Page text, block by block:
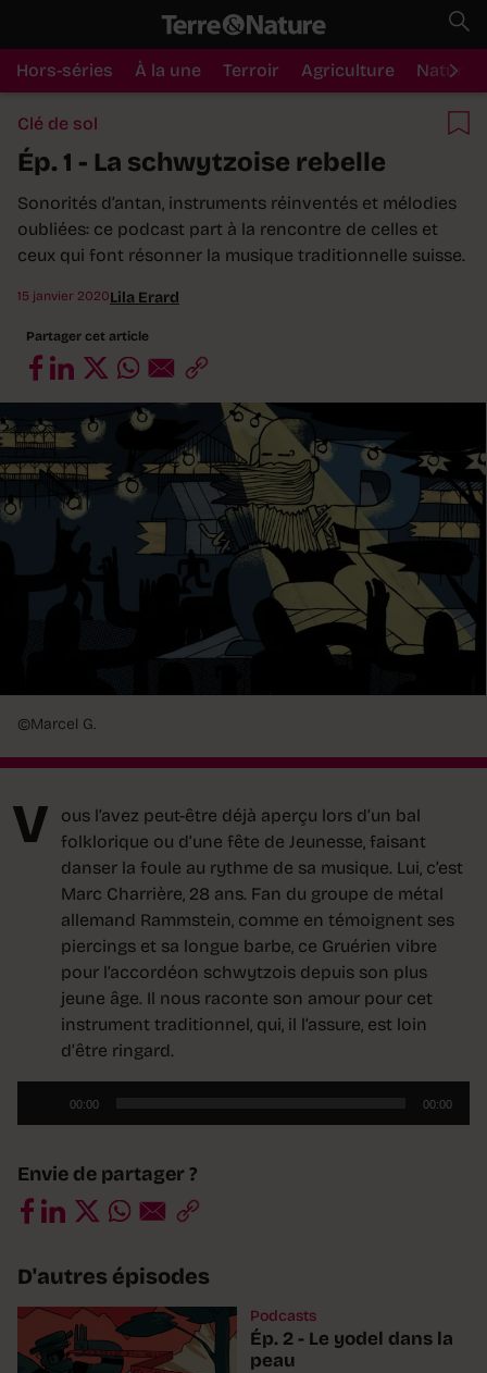
Hors-séries À la une Terroir Agriculture Nature
Clé de sol
Ép. 1 - La schwytzoise rebelle
Sonorités d’antan, instruments réinventés et mélodies
oubliées: ce podcast part à la rencontre de celles et
ceux qui font résonner la musique traditionnelle suisse.
15 janvier 2020Lila Erard
Partager cet article
©Marcel G.
V
ous l’avez peut-être déjà aperçu lors d’un bal
folklorique ou d’une fête de Jeunesse, faisant
danser la foule au rythme de sa musique. Lui, c’est
Marc Charrière, 28 ans. Fan du groupe de métal
allemand Rammstein, comme en témoignent ses
piercings et sa longue barbe, ce Gruérien vibre
pour l’accordéon schwytzois depuis son plus
jeune âge. Il nous raconte son amour pour cet
instrument traditionnel, qui, il l’assure, est loin
d’être ringard.
00:00 00:00
Envie de partager ?
D'autres épisodes
Podcasts
Ép. 2 - Le yodel dans la
peau